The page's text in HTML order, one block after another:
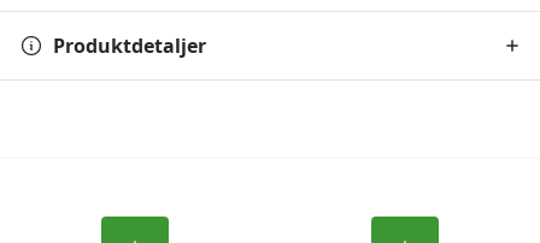
Produktdetaljer